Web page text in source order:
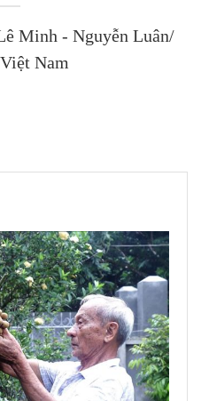
Minh - Nguyễn Luân/
Nam